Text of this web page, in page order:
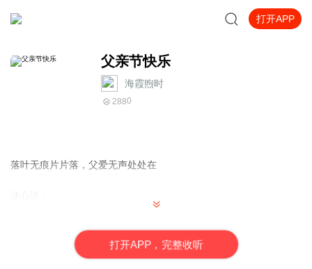
打开APP
父亲节快乐
海霞煦时
2880
落叶无痕片片落，父爱无声处处在
你感到清新，感到幽雅，父爱就是这样，犹如茉莉一样静静地开
放。无论你在何方，父亲的慈爱都会伴随你一生。
打开APP，完整收听